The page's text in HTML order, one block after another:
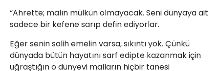
“Ahrette; malın mülkün olmayacak. Seni dünyaya ait
sadece bir kefene sarıp defin ediyorlar.
Eğer senin salih emelin varsa, sıkıntı yok. Çünkü
dünyada bütün hayatını sarf edipte kazanmak için
uğraştığın o dünyevi malların hiçbir tanesi